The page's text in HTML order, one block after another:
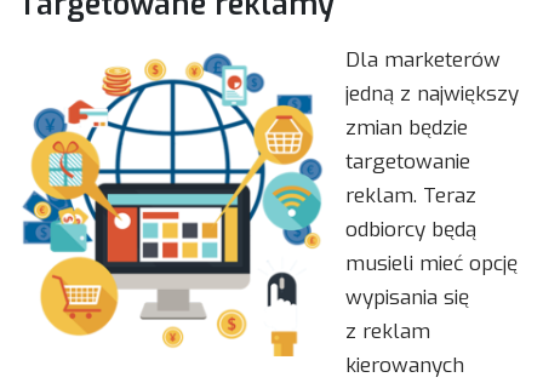
Dla marketerów
jedną z największy
zmian będzie
targetowanie
reklam. Teraz
odbiorcy będą
musieli mieć opcję
wypisania się
z reklam
kierowanych